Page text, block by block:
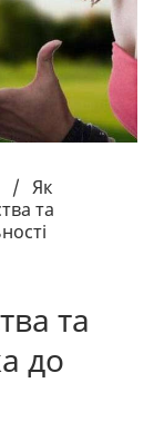
/ Як
та
та
до